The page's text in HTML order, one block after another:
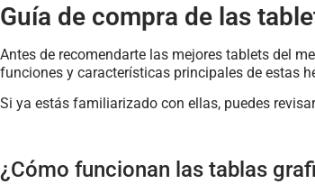
Guía de compra de las
Antes de recomendarte las mejores tablets del
funciones y características principales de estas
Si ya estás familiarizado con ellas, puedes
¿Cómo funcionan las tablas